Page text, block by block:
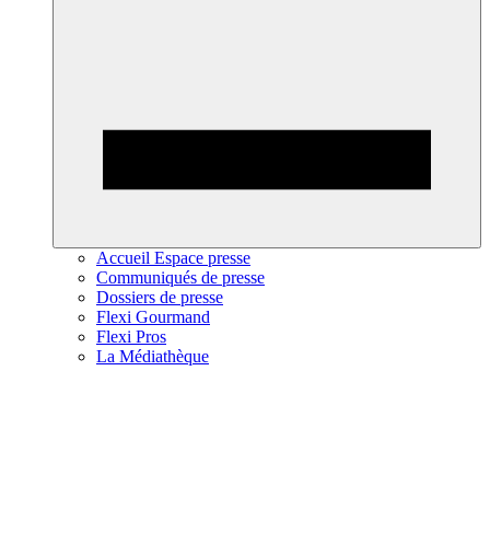
Accueil Espace presse
Communiqués de presse
Dossiers de presse
Flexi Gourmand
Flexi Pros
La Médiathèque